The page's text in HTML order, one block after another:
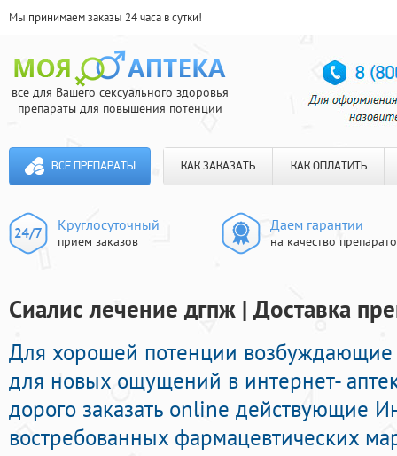
Мы принимаем заказы 24 часа в сутки!
все для Вашего сексуального здоровья
препараты для повышения потенции
ВСЕ ПРЕПАРАТЫ КАК ЗАКАЗАТЬ КАК ОПЛАТИТЬ
Круглосуточный
прием заказов
Даем гарантии
на качество
Сиалис лечение дгпж | Доставка
Для хорошей потенции
для новых ощущений в интернет-
дорого заказать online действующие
востребованных фармацевтических